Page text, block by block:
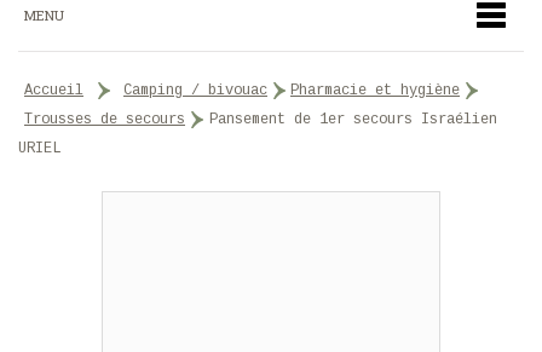
MENU
accueil > camping / bivouac > pharmacie et hygiène >
trousses de secours
> Pansement de 1er secours Israélien
URIEL